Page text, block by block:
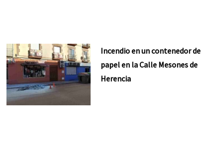
Incendio en un contenedor de
papel en la Calle Mesones de
Herencia